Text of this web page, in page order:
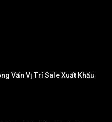
Vấn Vị Trí Sale Xuất Khẩu